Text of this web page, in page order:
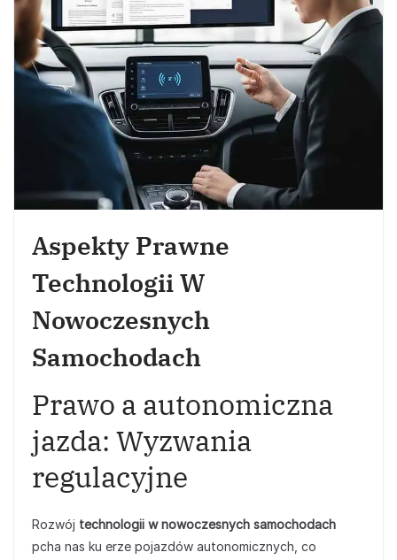
Aspekty Prawne
Technologii W
Nowoczesnych
Samochodach
Prawo a autonomiczna
jazda: Wyzwania
regulacyjne
Rozwój technologii w nowoczesnych samochodach
pcha nas ku erze pojazdów autonomicznych, co